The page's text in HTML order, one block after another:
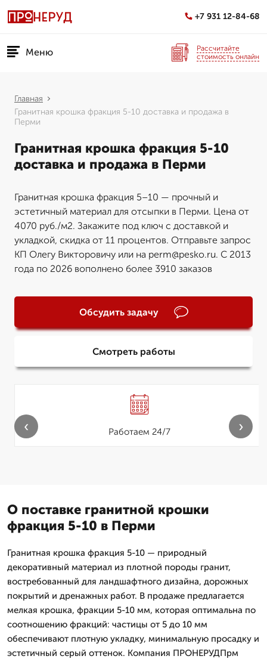
+7 931 12-84-68
Меню
Рассчитайте
стоимость онлайн
Главная
Гранитная крошка фракция 5-10 доставка и продажа в
Перми
Гранитная крошка фракция 5-10
доставка и продажа в Перми
Гранитная крошка фракция 5–10 — прочный и
эстетичный материал для отсыпки в Перми. Цена от
4070 руб./м2. Закажите под ключ с доставкой и
укладкой, скидка от 11 процентов. Отправьте запрос
КП Олегу Викторовичу или на perm@pesko.ru. С 2013
года по 2026 вополнено более 3910 заказов
Обсудить задачу
Смотреть работы
Работаем 24/7
‹ ›
О поставке гранитной крошки
фракция 5-10 в Перми
Гранитная крошка фракция 5-10 — природный
декоративный материал из плотной породы гранит,
востребованный для ландшафтного дизайна, дорожных
покрытий и дренажных работ. В продаже предлагается
мелкая крошка, фракции 5-10 мм, которая оптимальна по
соотношению фракций: частицы от 5 до 10 мм
обеспечивают плотную укладку, минимальную просадку и
эстетичный серый оттенок. Компания ПРОНЕРУДПрм